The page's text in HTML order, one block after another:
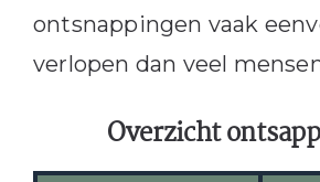
ontsnappingen vaak
verlopen dan veel
Overzicht